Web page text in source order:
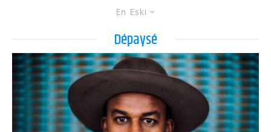
En Eski
Dépaysé